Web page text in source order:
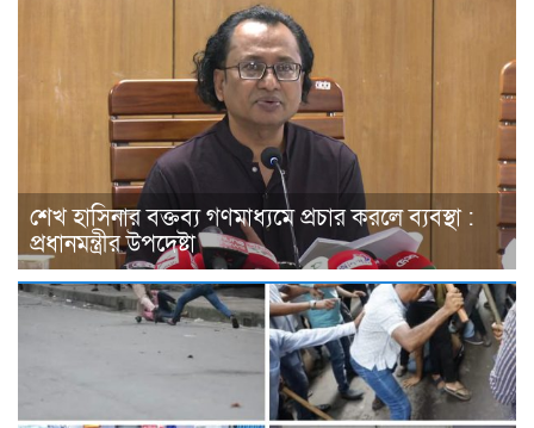
শেখ হাসিনার বক্তব্য গণমাধ্যমে প্রচার করলে ব্যবস্থা :
প্রধানমন্ত্রীর উপদেষ্টা